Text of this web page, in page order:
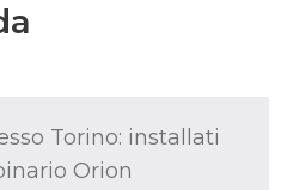
Torino: installati
Orion